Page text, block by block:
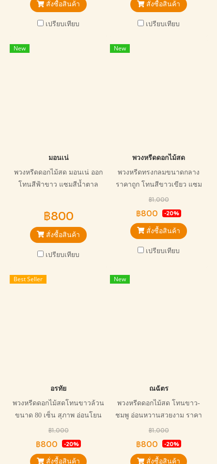
สั่งซื้อสินค้า
เปรียบเทียบ
สั่งซื้อสินค้า
เปรียบเทียบ
New
มอนเน่
พวงหรีดดอกไม้สด มอนเน่ ออก
โทนสีฟ้าขาว แซมสีน้ำตาล
฿800
สั่งซื้อสินค้า
เปรียบเทียบ
New
พวงหรีดดอกไม้สด
พวงหรีดทรงกลมขนาดกลาง
ราคาถูก โทนสีขาวเขียว แซม
ชมพู สวยงามลงตัวมาก
฿1,000
฿800 -20%
สั่งซื้อสินค้า
เปรียบเทียบ
Best Seller
อรทัย
พวงหรีดดอกไม้สดโทนขาวล้วน
ขนาด 80 เซ็น สุภาพ อ่อนโยน
เหมาะกับการไว้อาลัยทุกแบบ
฿1,000
฿800 -20%
สั่งซื้อสินค้า
New
ณฉัตร
พวงหรีดดอกไม้สด โทนขาว-
ชมพู อ่อนหวานสวยงาม ราคา
ถูก
฿1,000
฿800 -20%
สั่งซื้อสินค้า